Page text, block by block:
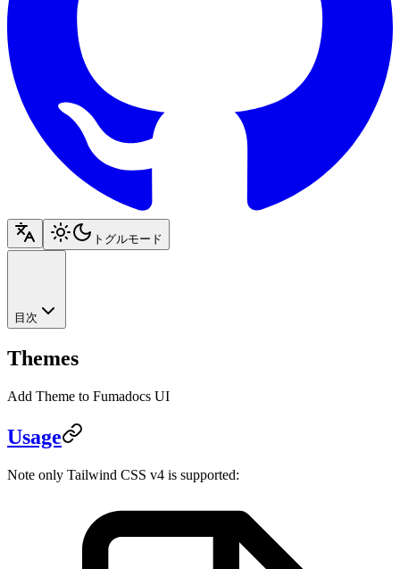
トグルモード
目次
Themes
Add Theme to Fumadocs UI
Usage
Note only Tailwind CSS v4 is supported: